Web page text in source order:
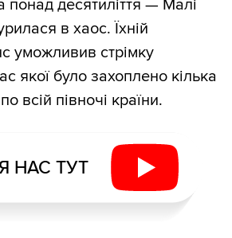
понад десятиліття — Малі
в хаос. Їхній
уможливив стрімку
якої було захоплено кілька
всій півночі країни.
НАС ТУТ